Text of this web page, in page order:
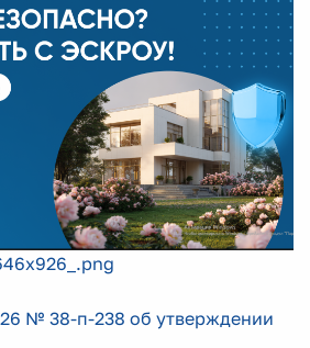
№ 38-п-238 об утверждении